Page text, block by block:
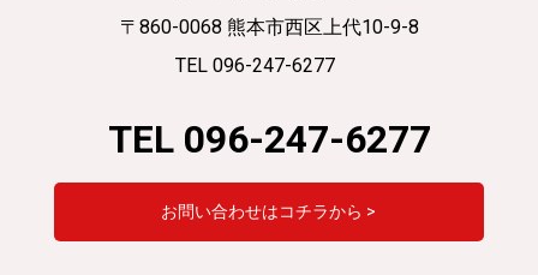
〒860-0068 熊本市西区上代10-9-8
TEL 096-247-6277
TEL 096-247-6277
お問い合わせはコチラから >